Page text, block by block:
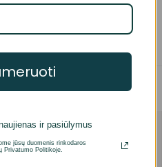
Daugiau
ir pasiūlymus
jūsų duomenis rinkodaros
Privatumo Politikoje.